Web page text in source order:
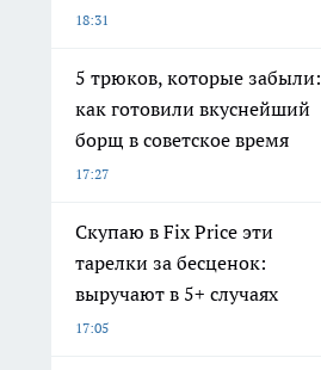
18:31
5 трюков, которые забыли:
как готовили вкуснейший
борщ в советское время
17:27
Скупаю в Fix Price эти
тарелки за бесценок:
выручают в 5+ случаях
17:05